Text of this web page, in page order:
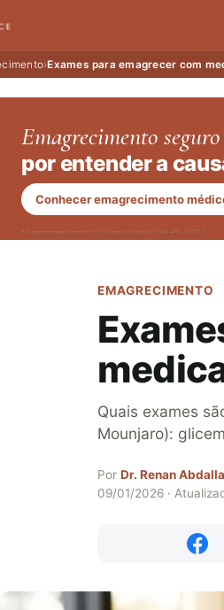
›Exames para emagrecer com
Emagrecimento seguro
por entender a
Conhecer emagrecimento
* Responsável técnico: Dr. Renan Abdalla, CRM-PR 42232
EMAGRECIMENTO
Quais exames
Mounjaro):
Por Dr. Renan Abdalla
09/01/2026 ·